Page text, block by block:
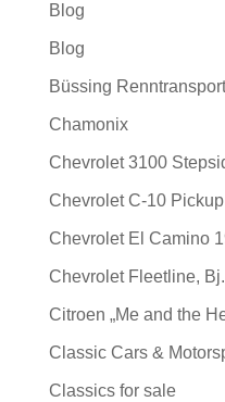
Blog
Blog
Büssing
Chamonix
Chevrolet 3100
Chevrolet C-10
Chevrolet El Camino
Chevrolet Fleetline,
Citroen „Me and the
Classic Cars &
Classics for sale